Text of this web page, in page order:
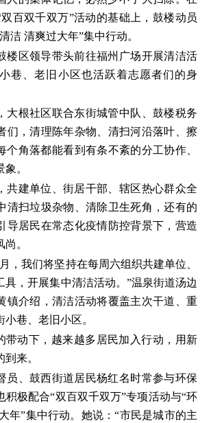
百双千双万”活动的基础上，鼓楼动员
洁 清爽过大年”集中行动。
楼区领导带头前往福州广场开展清洁活
巷、老旧小区也活跃着志愿者们的身
大根社区联合东街城管中队、鼓楼税务
们，清理陈年杂物、清扫河沿落叶、擦
角落都能看到有条不紊的分工协作、
。
共建单位、街居干部、辖区热心群众全
清扫垃圾杂物、清除卫生死角，还有的
导居民在常态化疫情防控背景下，营造
。
，我们将坚持在每周六组织共建单位、
具，开展集中清洁活动。”温泉街道汤边
镇介绍，清洁活动将覆盖主次干道、重
巷、老旧小区。
带动下，越来越多居民加入行动，用新
来。
员、鼓西街道居民杨红名时常参与环保
积极配合“双百双千双万”专项活动与“环
年”集中行动。她说：“市民是城市的主